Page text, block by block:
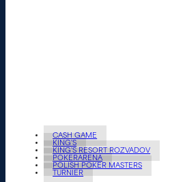
CASH GAME
KING'S
KING'S RESORT ROZVADOV
POKERARENA
POLISH POKER MASTERS
TURNIER